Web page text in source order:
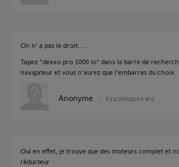
On n' a pas le droit.....
Tapez "dexxo pro 1000 io" dans la barre de
navigateur et vous n'aurez que l'embarras du choix.
Anonyme il y a presque 4 ans
Oui en effet, je trouve que des moteurs complet et
réducteur